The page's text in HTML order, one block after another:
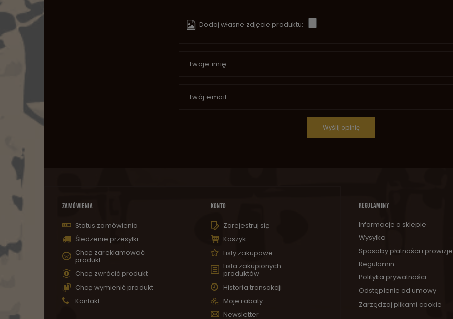
Dodaj własne zdjęcie produktu:
Twoje imię
Twój email
Wyślij opinię
ZAMÓWIENIA
Status zamówienia
Śledzenie przesyłki
Chcę zareklamować
produkt
Chcę zwrócić produkt
Chcę wymienić produkt
Kontakt
KONTO
Zarejestruj się
Koszyk
Listy zakupowe
Lista zakupionych
produktów
Historia transakcji
Moje rabaty
Newsletter
REGULAMINY
Informacje o sklepie
Wysyłka
Sposoby płatności i prowizje
Regulamin
Polityka prywatności
Odstąpienie od umowy
Zarządzaj plikami cookie